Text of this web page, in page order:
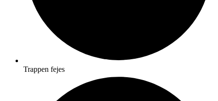
Trappen fejes